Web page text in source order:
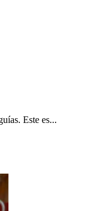
Este es...